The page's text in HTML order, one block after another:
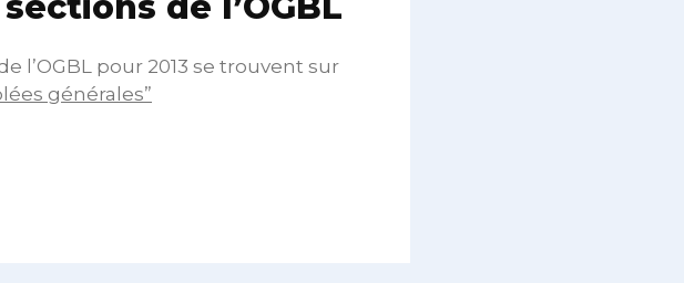
l’OGBL pour 2013 se trouvent sur
générales”